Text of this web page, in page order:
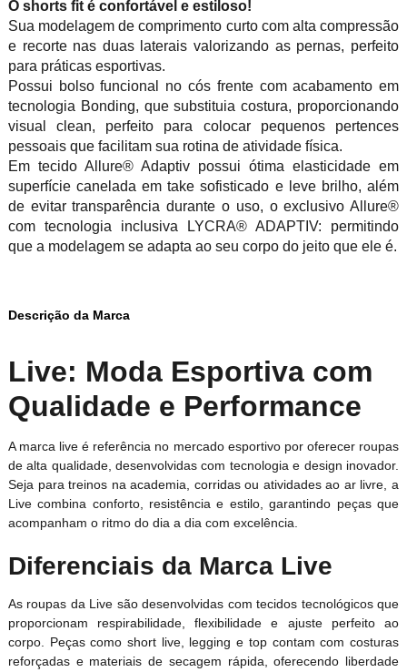
O shorts fit é confortável e estiloso!
Sua modelagem de comprimento curto com alta compressão
e recorte nas duas laterais valorizando as pernas, perfeito
para práticas esportivas.
Possui bolso funcional no cós frente com acabamento em
tecnologia Bonding, que substituia costura, proporcionando
visual clean, perfeito para colocar pequenos pertences
pessoais que facilitam sua rotina de atividade física.
Em tecido Allure® Adaptiv possui ótima elasticidade em
superfície canelada em take sofisticado e leve brilho, além
de evitar transparência durante o uso, o exclusivo Allure®
com tecnologia inclusiva LYCRA® ADAPTIV: permitindo
que a modelagem se adapta ao seu corpo do jeito que ele é.
Descrição da Marca
Live: Moda Esportiva com
Qualidade e Performance
A marca live é referência no mercado esportivo por oferecer roupas
de alta qualidade, desenvolvidas com tecnologia e design inovador.
Seja para treinos na academia, corridas ou atividades ao ar livre, a
Live combina conforto, resistência e estilo, garantindo peças que
acompanham o ritmo do dia a dia com excelência.
Diferenciais da Marca Live
As roupas da Live são desenvolvidas com tecidos tecnológicos que
proporcionam respirabilidade, flexibilidade e ajuste perfeito ao
corpo. Peças como short live, legging e top contam com costuras
reforçadas e materiais de secagem rápida, oferecendo liberdade